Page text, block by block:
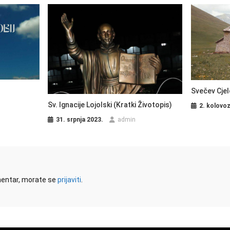
Sv. Ignacije Lojolski (Kratki Životopis)
31. srpnja 2023. admin
Svečev
2.
morate se prijaviti